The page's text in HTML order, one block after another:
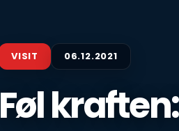
VISIT 06.12.2021
Føl